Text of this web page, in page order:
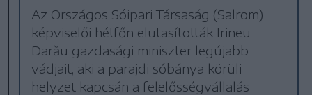
Az Országos Sóipari Társaság (Salrom)
képviselői hétfőn elutasították Irineu
Darău gazdasági miniszter legújabb
vádjait, aki a parajdi sóbánya körüli
helyzet kapcsán a felelősségvállalás